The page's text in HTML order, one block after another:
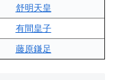
舒明天皇
有間皇子
藤原鎌足